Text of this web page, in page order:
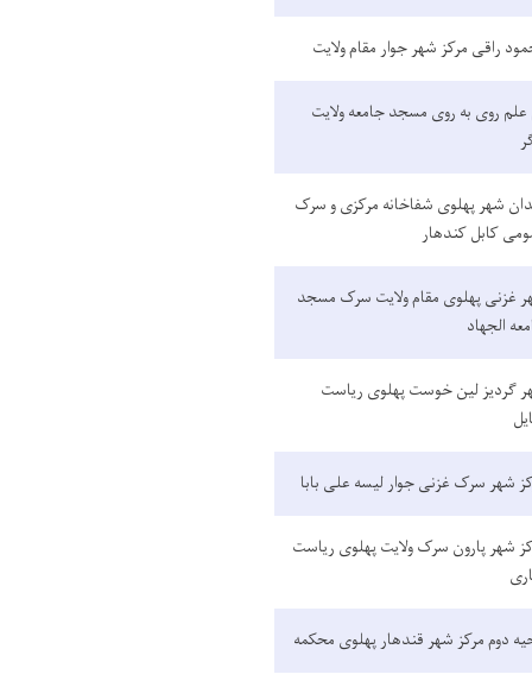
راقی مرکز شهر جوار مقام ولایت
روی به روی مسجد جامعه ولایت
شهر پهلوی شفاخانه مرکزی و سرک
کابل کندهار
غزنی پهلوی مقام ولایت سرک مسجد
الجهاد
گردیز لین خوست پهلوی ریاست
شهر سرک غزنی جوار لیسه علی بابا
شهر پارون سرک ولایت پهلوی ریاست
دوم مرکز شهر قندهار پهلوی محکمه